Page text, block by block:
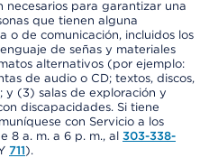
necesarios para garantizar una
que tienen alguna
o de comunicación, incluidos los
de señas y materiales
alternativos (por ejemplo:
de audio o CD; textos, discos,
y (3) salas de exploración y
discapacidades. Si tiene
con Servicio a los
8 a. m. a 6 p. m., al 303-338-
711).